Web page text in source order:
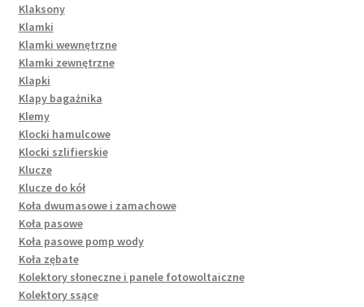
Klaksony
Klamki
Klamki wewnętrzne
Klamki zewnętrzne
Klapki
Klapy bagażnika
Klemy
Klocki hamulcowe
Klocki szlifierskie
Klucze
Klucze do kół
Koła dwumasowe i zamachowe
Koła pasowe
Koła pasowe pomp wody
Koła zębate
Kolektory słoneczne i panele fotowoltaiczne
Kolektory ssące